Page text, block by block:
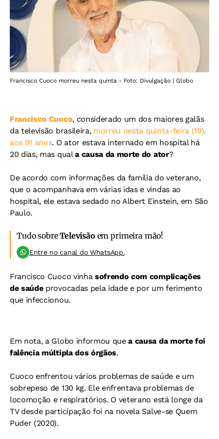
Francisco Cuoco morreu nesta quinta - Foto: Divulgação | Globo
Francisco Cuoco, considerado um dos maiores galãs
da televisão brasileira, morreu nesta quinta-feira (19),
aos 91 anos. O ator estava internado em hospital há
20 dias, mas quala causa da morte do ator?
De acordo com informações da família do veterano,
que o acompanhava em várias idas e vindas ao
hospital, ele estava sedado no Albert Einstein, em São
Paulo.
Tudo sobreTelevisão em primeira mão!
Entre no canal do WhatsApp.
Francisco Cuoco vinha sofrendo com complicações
de saúdeprovocadas pela idade e por um ferimento
que infeccionou.
Em nota, a Globo informou quea causa da morte foi
falência múltipla dos órgãos.
Cuoco enfrentou vários problemas de saúde e um
sobrepeso de 130 kg. Ele enfrentava problemas de
locomoção e respiratórios. O veterano está longe da
TV desde participação foi na novela Salve-se Quem
Puder (2020).